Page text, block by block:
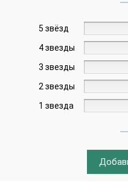
5 звёзд
4 звезды
3 звезды
2 звезды
1 звезда